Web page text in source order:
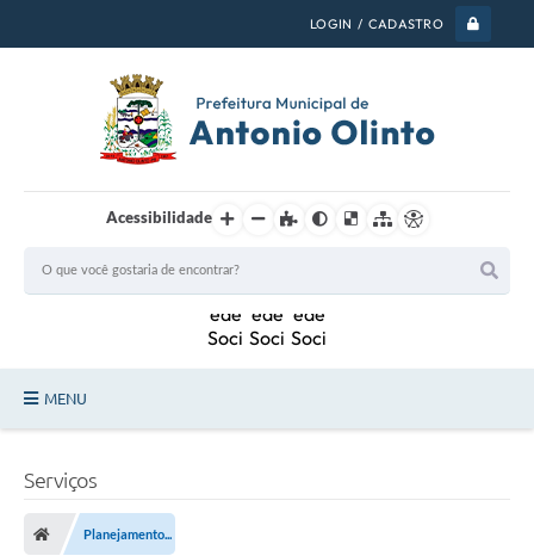
LOGIN / CADASTRO
Acessibilidade
MENU
Secretarias
Serviços
Planejamento...